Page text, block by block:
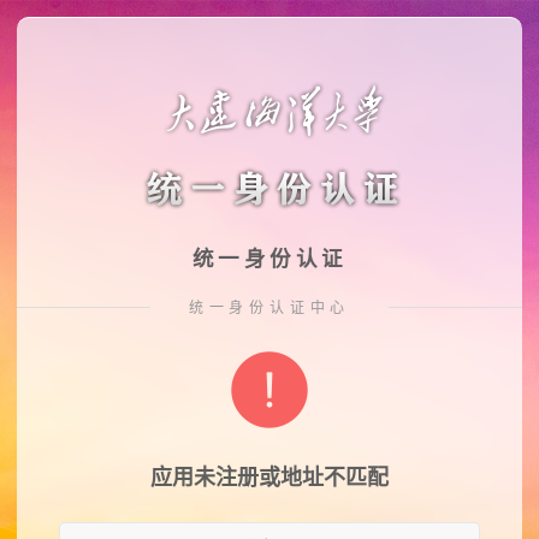
统一身份认证
统一身份认证中心
应用未注册或地址不匹配